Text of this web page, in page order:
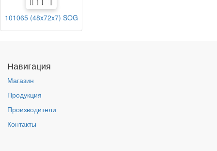
101065 (48x72x7) SOG
Навигация
Магазин
Продукция
Производители
Контакты